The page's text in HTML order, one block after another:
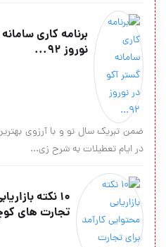
برنامه کاری
نوروز ۹۲...
ضمن تبریک سال نو و با آرزوی
در ایام تعطیلات به شرح زی...
10 نکته
تجارت های